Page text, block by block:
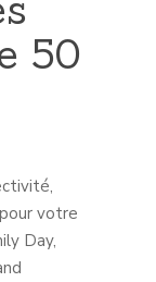
50
votre
Day,